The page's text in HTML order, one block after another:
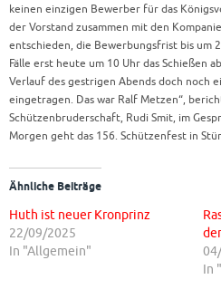
keinen einzigen Bewerber für das
der Vorstand zusammen mit den
entschieden, die Bewerbungsfrist bis um
Fälle erst heute um 10 Uhr das Schießen
Verlauf des gestrigen Abends doch noch
eingetragen. Das war Ralf Metzen“,
Schützenbruderschaft, Rudi Smit, im
Morgen geht das 156. Schützenfest in
Ähnliche Beiträge
Huth ist neuer Kronprinz
22/09/2025
In "Allgemein"
In